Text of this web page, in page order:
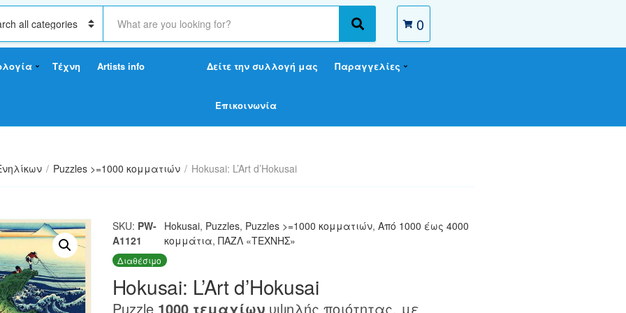
S
a
c
x
S
e
r
0
Τέχνη Artists info Δείτε την συλλογή μας Παραγγελίες
Επικοινωνία
/ Puzzles >=1000 κομματιών / Hokusai: L’Art d’Hokusai
SKU: PW-
A1121
Hokusai, Puzzles, Puzzles >=1000 κομματιών, Από 1000 έως 4000
κομμάτια, ΠΑΖΛ «ΤΕΧΝΗΣ»
Διαθέσιμο
Hokusai: L’Art d’Hokusai
Puzzle 1000 τεμαχίωνυψηλής ποιότητας, με